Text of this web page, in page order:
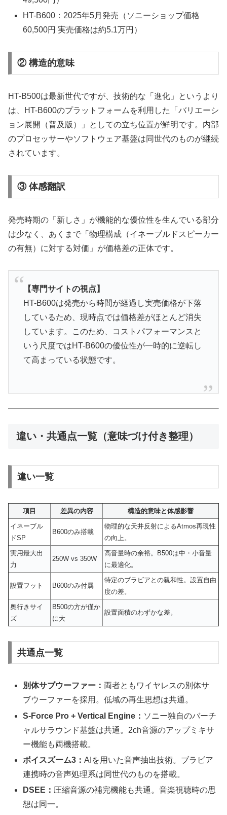
HT-B600：2025年5月発売（ソニーショップ価格
60,500円 実売価格は約5.1万円）
② 構造的意味
HT-B500は最新世代ですが、技術的な「進化」というより
は、HT-B600のプラットフォームを利用した「バリエーシ
ョン展開（普及版）」としての立ち位置が鮮明です。内部
のプロセッサーやソフトウェア基盤は同世代のものが継続
されています。
③ 体感翻訳
発売時期の「新しさ」が機能的な優位性を生んでいる部分
は少なく、あくまで「物理構成（イネーブルドスピーカー
の有無）に対する対価」が価格差の正体です。
【専門サイトの視点】
HT-B600は発売から時間が経過し実売価格が下落
しているため、現時点では価格差がほとんど消失
しています。このため、コストパフォーマンスと
いう尺度ではHT-B600の優位性が一時的に逆転し
て高まっている状態です。
違い・共通点一覧（意味づけ付き整理）
違い一覧
項目 差異の内容
構造的意味と体感影響
イネーブル
ドSP
B600のみ搭載
物理的な天井反射によるAtmos再現性
の向上。
実用最大出
力
250W vs 350W
高音量時の余裕。B500は中・小音量
に最適化。
設置フット B600のみ付属
特定のブラビアとの親和性。設置自由
度の差。
奥行きサイ
ズ
B500の方が僅か
に大
設置面積のわずかな差。
共通点一覧
別体サブウーファー： 両者ともワイヤレスの別体サ
ブウーファーを採用。低域の再生思想は共通。
S-Force Pro + Vertical Engine： ソニー独自のバーチ
ャルサラウンド基盤は共通。2ch音源のアップミキサ
ー機能も両機搭載。
ボイスズーム3：AIを用いた音声抽出技術。ブラビア
連携時の音声処理系は同世代のものを搭載。
DSEE： 圧縮音源の補完機能も共通。音楽視聴時の思
想は同一。